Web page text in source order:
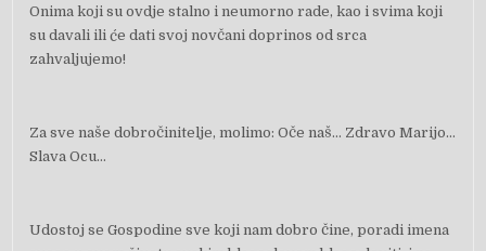
Onima koji su ovdje stalno i neumorno rade, kao i svima koji
su davali ili će dati svoj novčani doprinos od srca
zahvaljujemo!
Za sve naše dobročinitelje, molimo: Oče naš… Zdravo Marijo…
Slava Ocu…
Udostoj se Gospodine sve koji nam dobro čine, poradi imena